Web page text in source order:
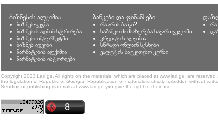
ბიზნესის ალქიმია
ბიზნეს-გეგმა
ბიზნესის ადმინისტრირება
ბიზნესი ინტერნეტში
ბიზნეს იდეები
წარმატების ალქიმია
წარმატების ისტორიები
ბანკები და ფინანსები
რა არის ბანკი?
საბანკო მომსახურება საქართველოში
კრედიტის ალქიმია
სწრაფი ონლაინ სესხები
ვალუტის საუკეთესო კურსი
რა
Copyright 2023 Lari.ge, All rights on the materials, which are placed at www.lari.ge, are
the legislation of Republic of Georgia. Republication of materials is strictly forbidden without
Sending or publishing materials at www.lari.ge you give the right to their use.